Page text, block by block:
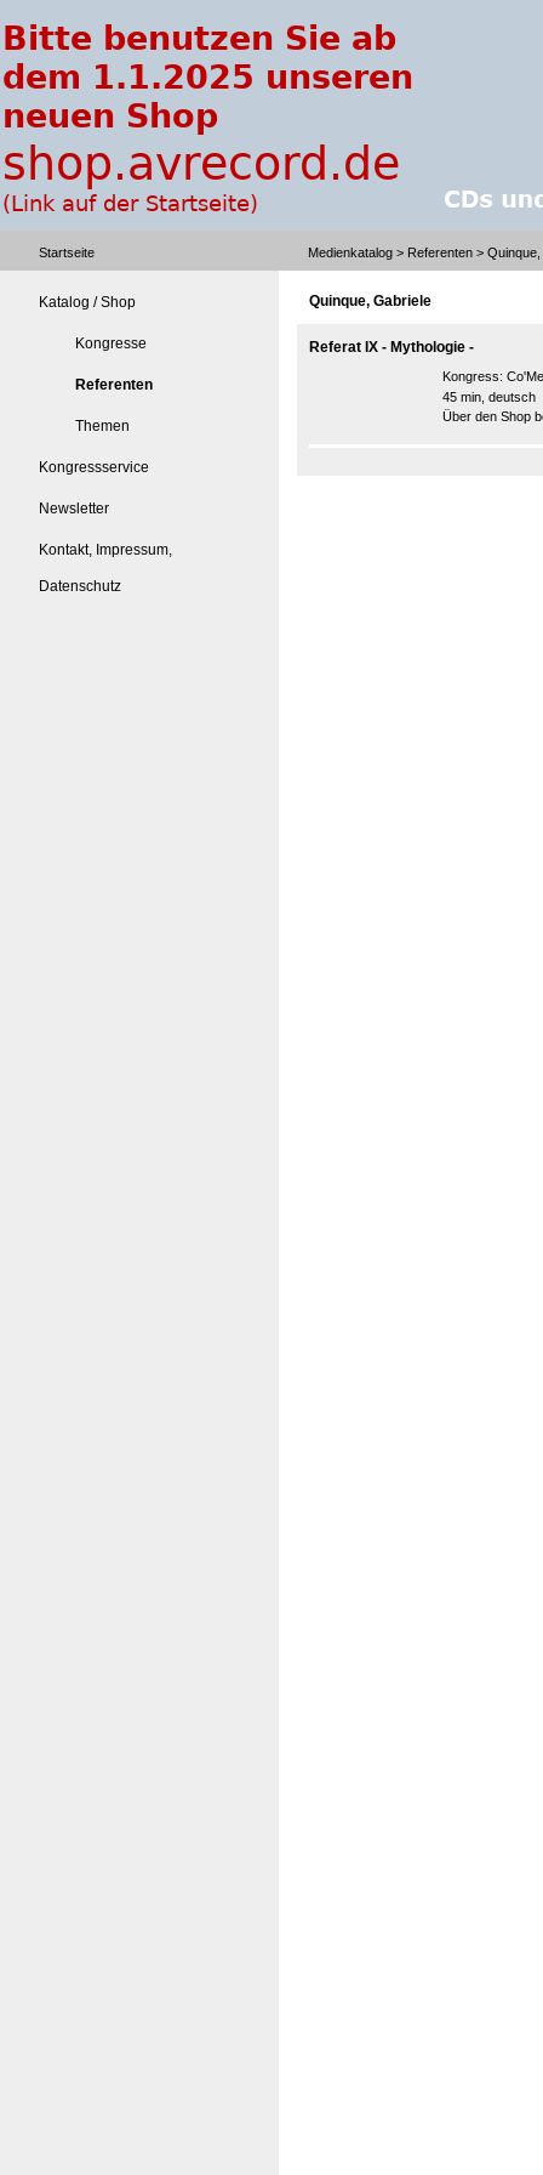
Startseite Medienkatalog > Referenten >
Katalog / Shop
Kongresse
Referenten
Themen
Kongressservice
Newsletter
Kontakt, Impressum,
Datenschutz
Quinque, Gabriele
Referat IX - Mythologie -
Kongress:
45 min, deutsch
Über den Shop